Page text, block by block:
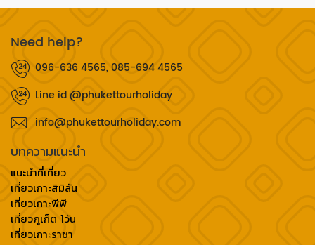
Need help?
096-636 4565, 085-694 4565
Line id @phukettourholiday
info@phukettourholiday.com
บทความแนะนำ
แนะนำที่เที่ยว
เที่ยวเกาะสิมิลัน
เที่ยวเกาะพีพี
เที่ยวภูเก็ต 1วัน
เที่ยวเกาะราชา